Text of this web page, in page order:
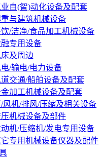
业自(智)动化设备及配套
与建筑机械设备
/洁净/食品加工机械设备
专用设备
及周边
/输电/电力设备
交通/船舶设备及配套
金加工机械设备及配套
/风机/排风/压缩及相关设备
压机械设备及部件
动机/压缩机/发电专用设备
专用机械设备仪器及配件